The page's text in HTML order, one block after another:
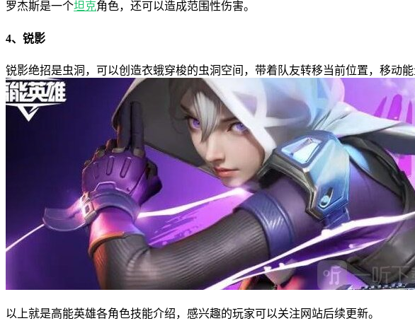
罗杰斯是一个坦克角色，还可以造成范围性伤害。
4、锐影
锐影绝招是虫洞，可以创造衣蛾穿梭的虫洞空间，带着队友转移当前位置，移动
以上就是高能英雄各角色技能介绍，感兴趣的玩家可以关注网站后续更新。